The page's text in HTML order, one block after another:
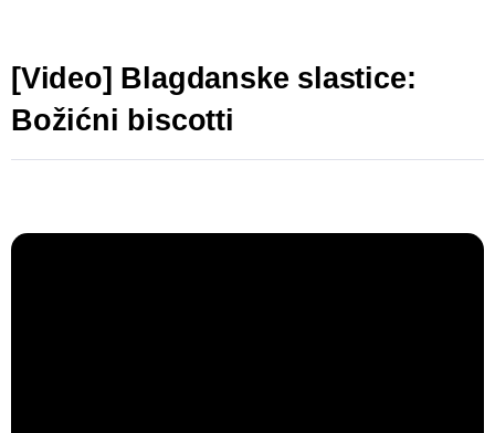
[Video] Blagdanske slastice:
Božićni biscotti